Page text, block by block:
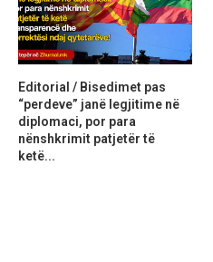
Editorial / Bisedimet pas
“perdeve” janë legjitime në
diplomaci, por para
nënshkrimit patjetër të
ketë...